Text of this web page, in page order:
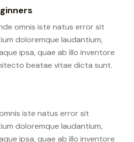
omnis iste natus error sit
doloremque laudantium,
ipsa, quae ab illo inventore
beatae vitae dicta sunt.
iste natus error sit
doloremque laudantium,
ipsa, quae ab illo inventore